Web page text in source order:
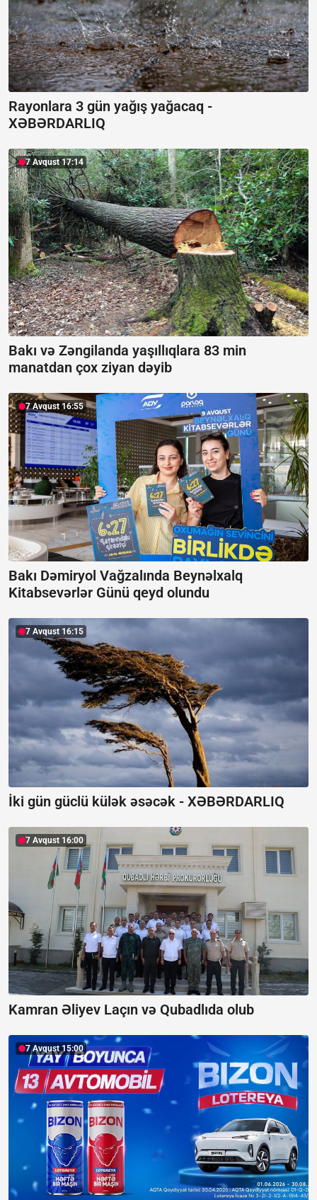
Rayonlara 3 gün yağış yağacaq -
XƏBƏRDARLIQ
7 Avqust 17:14
Bakı və Zəngilanda yaşıllıqlara 83 min
manatdan çox ziyan dəyib
7 Avqust 16:55
Bakı Dəmiryol Vağzalında Beynəlxalq
Kitabsevərlər Günü qeyd olundu
7 Avqust 16:15
İki gün güclü külək əsəcək - XƏBƏRDARLIQ
7 Avqust 16:00
Kamran Əliyev Laçın və Qubadlıda olub
7 Avqust 15:00